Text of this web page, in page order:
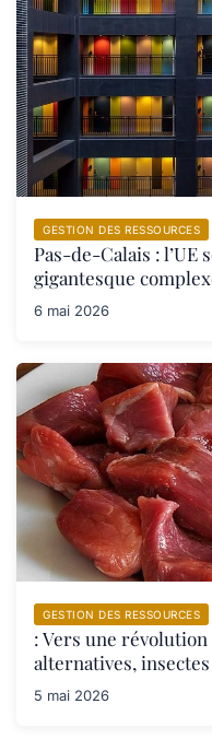
GESTION DES RESSOURCES
Pas-de-Calais : l’UE
gigantesque
6 mai 2026
GESTION DES RESSOURCES
: Vers une
alternatives,
5 mai 2026